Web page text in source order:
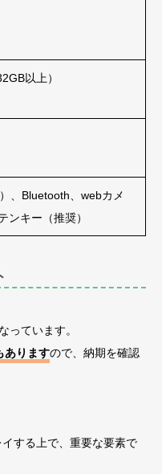
以上）
、Bluetooth、webカメ
ンキー（推奨）
っています。
ありますので、納期を確認
する上で、重要な要素で